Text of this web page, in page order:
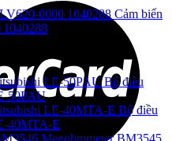
Cảm biến
Bộ điều
50PAU
Bộ điều
40MTA-E
Megohmmeter BM3545